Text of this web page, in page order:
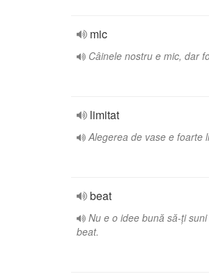
mic
Câinele nostru e mic, dar
limitat
Alegerea de vase e foarte
beat
Nu e o idee bună să-ți
beat.